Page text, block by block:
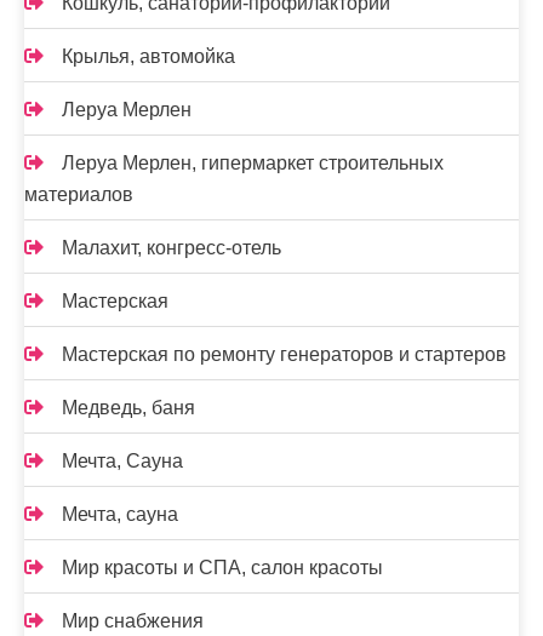
Крылья, автомойка
Леруа Мерлен
Леруа Мерлен, гипермаркет строительных
материалов
Малахит, конгресс-отель
Мастерская
Мастерская по ремонту генераторов и стартеров
Медведь, баня
Мечта, Сауна
Мечта, сауна
Мир красоты и СПА, салон красоты
Мир снабжения